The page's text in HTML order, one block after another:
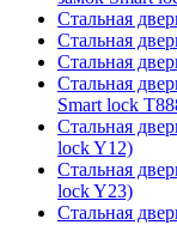
Стальная
Стальная
Стальная
Стальная
Smart lock
Стальная
lock Y12)
Стальная
lock Y23)
Стальная